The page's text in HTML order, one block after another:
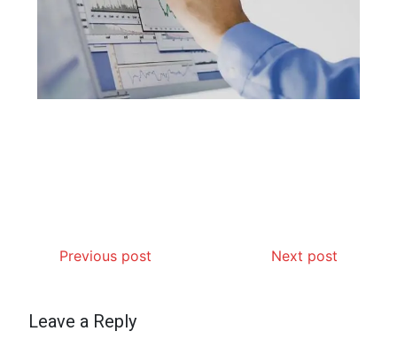
Previous post Next post
Leave a Reply